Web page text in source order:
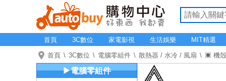
首頁 3C數位 家電影視 生活娛樂 MIT精選
首頁 3C數位 電腦零組件 散熱器 / 水冷 / 風扇 ▣ 機
▶電腦零組件